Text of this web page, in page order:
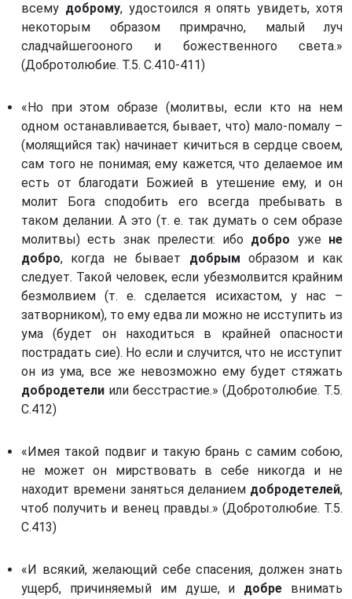
всему доброму, удостоился я опять увидеть, хотя
некоторым образом примрачно, малый луч
сладчайшегооного и божественного света.»
(Добротолюбие. Т.5. С.410-411)
«Но при этом образе (молитвы, если кто на нем
одном останавливается, бывает, что) мало-помалу –
(молящийся так) начинает кичиться в сердце своем,
сам того не понимая; ему кажется, что делаемое им
есть от благодати Божией в утешение ему, и он
молит Бога сподобить его всегда пребывать в
таком делании. А это (т. е. так думать о сем образе
молитвы) есть знак прелести: ибо добро уже не
добро, когда не бывает добрым образом и как
следует. Такой человек, если убезмолвится крайним
безмолвием (т. е. сделается исихастом, у нас –
затворником), то ему едва ли можно не исступить из
ума (будет он находиться в крайней опасности
пострадать сие). Но если и случится, что не исступит
он из ума, все же невозможно ему будет стяжать
добродетели или бесстрастие.» (Добротолюбие. Т.5.
С.412)
«Имея такой подвиг и такую брань с самим собою,
не может он мирствовать в себе никогда и не
находит времени заняться деланием добродетелей,
чтоб получить и венец правды.» (Добротолюбие. Т.5.
С.413)
«И всякий, желающий себе спасения, должен знать
ущерб, причиняемый им душе, и добре внимать